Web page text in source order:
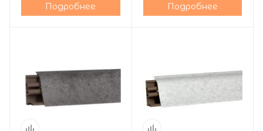
Подробнее Подробнее